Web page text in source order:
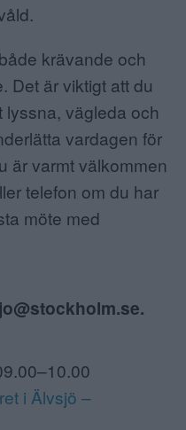
krävande och
Det är viktigt att du
lyssna, vägleda och
vardagen för
är varmt välkommen
telefon om du har
möte med
i Älvsjö –